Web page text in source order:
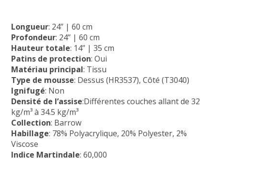
Longueur: 24’’ | 60 cm
Profondeur: 24’’ | 60 cm
Hauteur totale: 14’’ | 35 cm
Patins de protection: Oui
Matériau principal: Tissu
Type de mousse: Dessus (HR3537), Côté (T3040)
Ignifugé: Non
Densité de l’assise:Différentes couches allant de 32
kg/m³ à 34.5 kg/m³
Collection: Barrow
Habillage: 78% Polyacrylique, 20% Polyester, 2%
Viscose
Indice Martindale: 60,000